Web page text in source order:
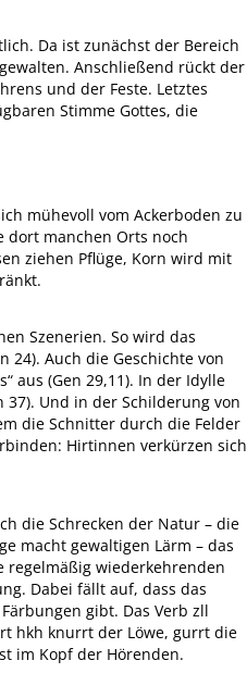
Da ist zunächst der Bereich
Anschließend rückt der
und der Feste. Letztes
Stimme Gottes, die
mühevoll vom Ackerboden zu
dort manchen Orts noch
ziehen Pflüge, Korn wird mit
Szenerien. So wird das
24). Auch die Geschichte von
aus (Gen 29,11). In der Idylle
37). Und in der Schilderung von
die Schnitter durch die Felder
Hirtinnen verkürzen sich
die Schrecken der Natur – die
macht gewaltigen Lärm – das
regelmäßig wiederkehrenden
Dabei fällt auf, dass das
gibt. Das Verb zll
hkh knurrt der Löwe, gurrt die
im Kopf der Hörenden.